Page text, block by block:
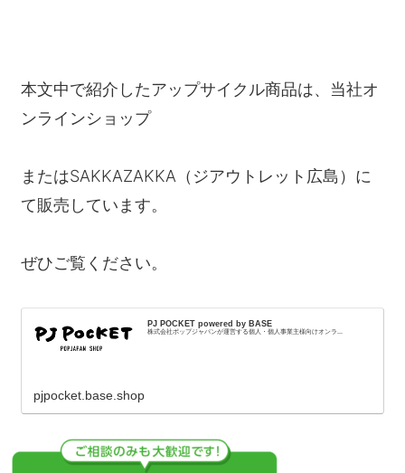
本文中で紹介したアップサイクル商品は、当社オ
ンラインショップ
またはSAKKAZAKKA（ジアウトレット広島）に
て販売しています。
ぜひご覧ください。
PJ POCKET powered by BASE
株式会社ポップジャパンが運営する個人・個人事業主様向けオンラ...
pjpocket.base.shop